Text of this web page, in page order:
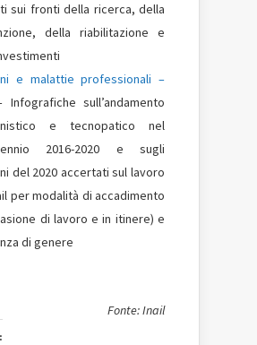
sui fronti della ricerca, della
della riabilitazione e
e malattie professionali –
Infografiche sull’andamento
e tecnopatico nel
2016-2020 e sugli
del 2020 accertati sul lavoro
per modalità di accadimento
di lavoro e in itinere) e
di genere
Fonte: Inail